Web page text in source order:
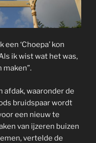
‘Choepa’ kon
ik wist wat het was,
maken”.
afdak, waaronder de
bruidspaar wordt
een nieuw te
van ijzeren buizen
vertelde de